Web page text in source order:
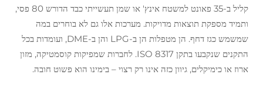
קליל ב-35 פאונט למשטח אינץ' או שמן תעשייתי כבד הדורש 80 פסי,
ותמיד מספקת תוצאות מדויקות. מערכות אלו גם לא בוחרים במה
שמשמש כגז דחף. הן מטפלות הן ב-LPG והן ב-DME, ועומדות בכל
התקנים שנקבעו בתקן ISO 8317. לחברות שמפיקות קוסמטיקה, מזון
ארוז או כימיקלים, גיוון כזה אינו רק רצוי – בימינו הוא פשוט חובה.